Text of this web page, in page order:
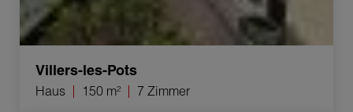
Villers-les-Pots
Haus 150 m² 7 Zimmer